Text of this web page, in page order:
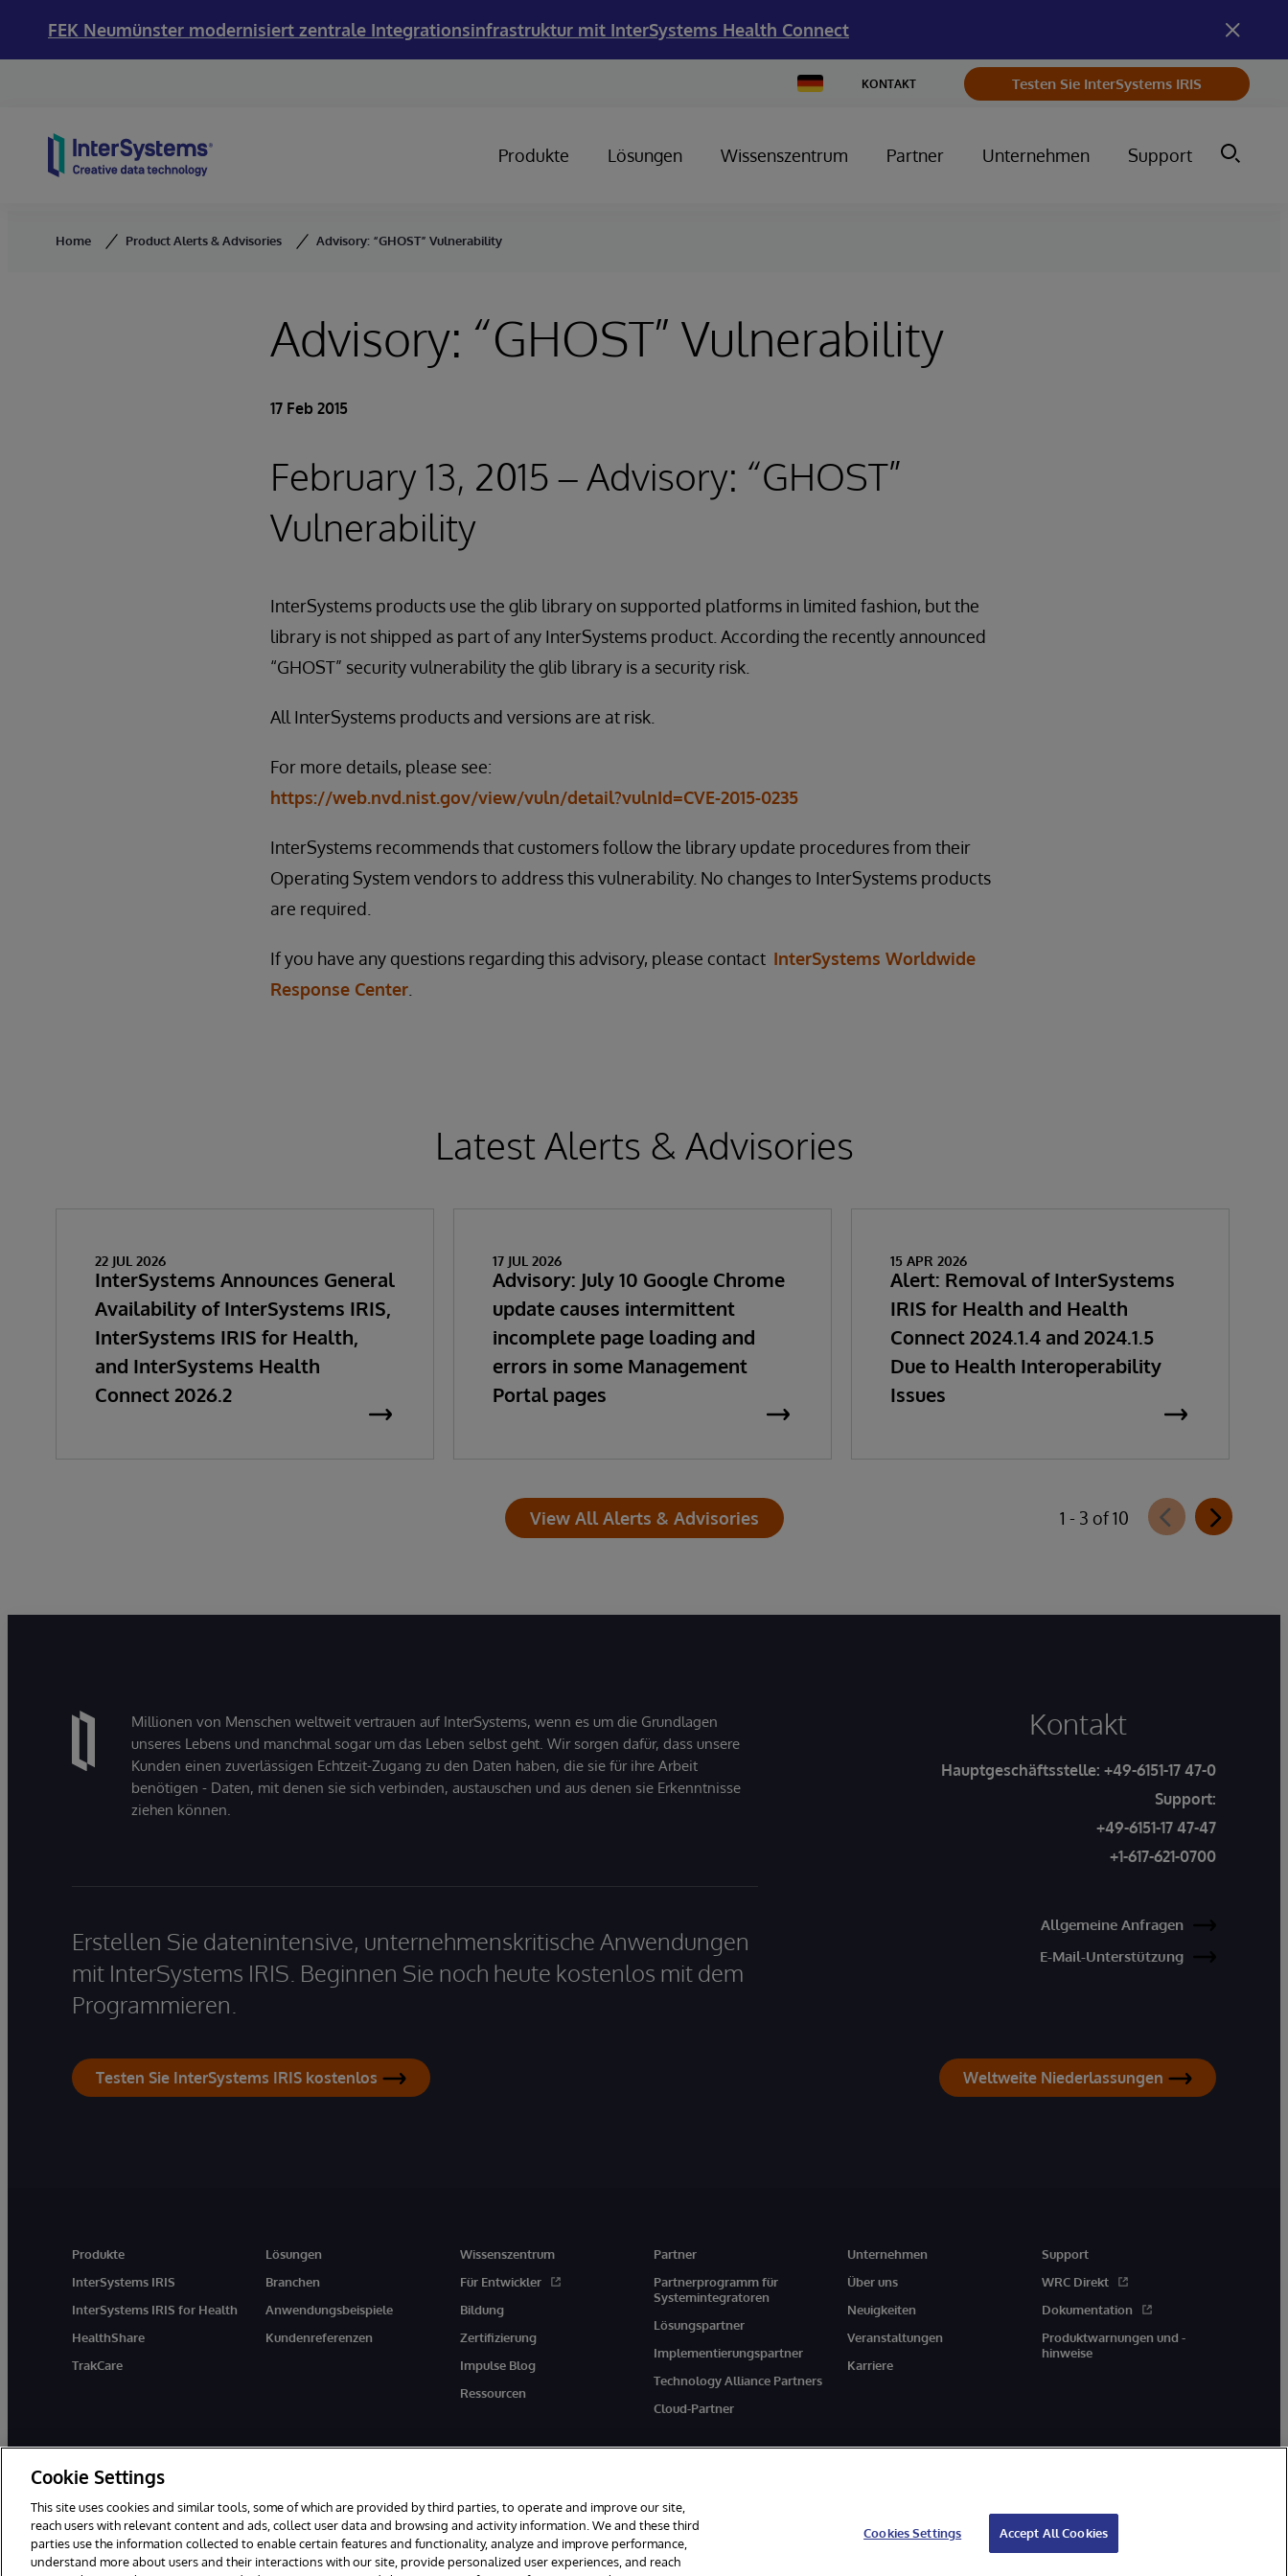
FEK Neumünster modernisiert zentrale Integrationsinfrastruktur mit InterSystems Health Connect
Change
Country
KONTAKT Testen Sie InterSystems IRIS
Produkte Lösungen Wissenszentrum Partner Unternehmen Support
Home Product Alerts & Advisories Advisory: “GHOST” Vulnerability
Advisory: “GHOST” Vulnerability
17 Feb 2015
February 13, 2015 – Advisory: “GHOST”
Vulnerability
InterSystems products use the glib library on supported platforms in limited fashion, but the
library is not shipped as part of any InterSystems product. According the recently announced
“GHOST” security vulnerability the glib library is a security risk.
All InterSystems products and versions are at risk.
For more details, please see:
https://web.nvd.nist.gov/view/vuln/detail?vulnId=CVE-2015-0235
InterSystems recommends that customers follow the library update procedures from their
Operating System vendors to address this vulnerability. No changes to InterSystems products
are required.
If you have any questions regarding this advisory, please contact InterSystems Worldwide
Response Center
Latest Alerts & Advisories
22 JUL 2026
InterSystems Announces General
Availability of InterSystems IRIS,
InterSystems IRIS for Health,
and InterSystems Health
Connect 2026.2
17 JUL 2026
Advisory: July 10 Google Chrome
update causes intermittent
incomplete page loading and
errors in some Management
Portal pages
15 APR 2026
Alert: Removal of InterSystems
IRIS for Health and Health
Connect 2024.1.4 and 2024.1.5
Due to Health Interoperability
Issues
View All Alerts & Advisories 1 - 3 of 10
Millionen von Menschen weltweit vertrauen auf InterSystems, wenn es um die Grundlagen
unseres Lebens und manchmal sogar um das Leben selbst geht. Wir sorgen dafür, dass unsere
Kunden einen zuverlässigen Echtzeit-Zugang zu den Daten haben, die sie für ihre Arbeit
benötigen - Daten, mit denen sie sich verbinden, austauschen und aus denen sie Erkenntnisse
ziehen können.
Erstellen Sie datenintensive, unternehmenskritische Anwendungen
mit InterSystems IRIS. Beginnen Sie noch heute kostenlos mit dem
Programmieren.
Testen Sie InterSystems IRIS kostenlos
Kontakt
Hauptgeschäftsstelle: +49-6151-17 47-0
Support:
+49-6151-17 47-47
+1-617-621-0700
Allgemeine Anfragen
E-Mail-Unterstützung
Weltweite Niederlassungen
Produkte
InterSystems IRIS
InterSystems IRIS for Health
HealthShare
TrakCare
Lösungen
Branchen
Anwendungsbeispiele
Kundenreferenzen
Wissenszentrum
Für Entwickler
Bildung
Zertifizierung
Impulse Blog
Ressourcen
Partner
Partnerprogramm für
Systemintegratoren
Lösungspartner
Implementierungspartner
Technology Alliance Partners
Cloud-Partner
Unternehmen
Über uns
Neuigkeiten
Veranstaltungen
Karriere
Support
WRC Direkt
Dokumentation
Produktwarnungen und -
hinweise
© 1996-2026 InterSystems Corporation, Boston, MA. Alle Rechte vorbehalten. Mitteilungen/Geschäftsbedingungen
Cookie Settings
This site uses cookies and similar tools, some of which are provided by third parties, to operate and improve our site,
reach users with relevant content and ads, collect user data and browsing and activity information. We and these third
parties use the information collected to enable certain features and functionality, analyze and improve performance,
understand more about users and their interactions with our site, provide personalized user experiences, and reach
Cookies Settings Accept All Cookies